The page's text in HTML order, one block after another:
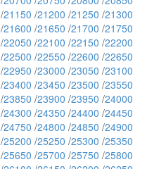
/21150 /21200 /21250 /21300
/21600 /21650 /21700 /21750
/22050 /22100 /22150 /22200
/22500 /22550 /22600 /22650
/22950 /23000 /23050 /23100
/23400 /23450 /23500 /23550
/23850 /23900 /23950 /24000
/24300 /24350 /24400 /24450
/24750 /24800 /24850 /24900
/25200 /25250 /25300 /25350
/25650 /25700 /25750 /25800